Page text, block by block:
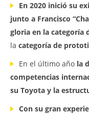
En 2020 inició su
junto a Francisco
gloria en la categoría
la categoría de
En el último año la
competencias
su Toyota y la
Con su gran